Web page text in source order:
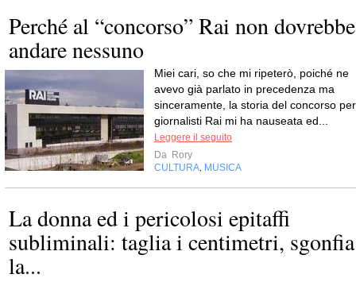
Perché al “concorso” Rai non dovrebbe
andare nessuno
Miei cari, so che mi ripeterò, poiché ne
avevo già parlato in precedenza ma
sinceramente, la storia del concorso per
giornalisti Rai mi ha nauseata ed...
Leggere il seguito
Da Rory
CULTURA MUSICA
La donna ed i pericolosi epitaffi
subliminali: taglia i centimetri, sgonfia
la...